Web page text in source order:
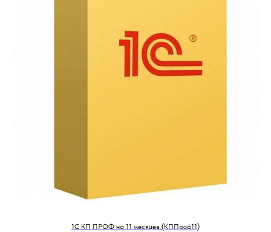
1С КП ПРОФ на 11 месяцев (КППроф11)